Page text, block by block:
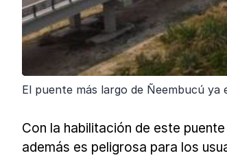
El puente más largo de Ñeembucú ya
Con la habilitación de este
además es peligrosa para los